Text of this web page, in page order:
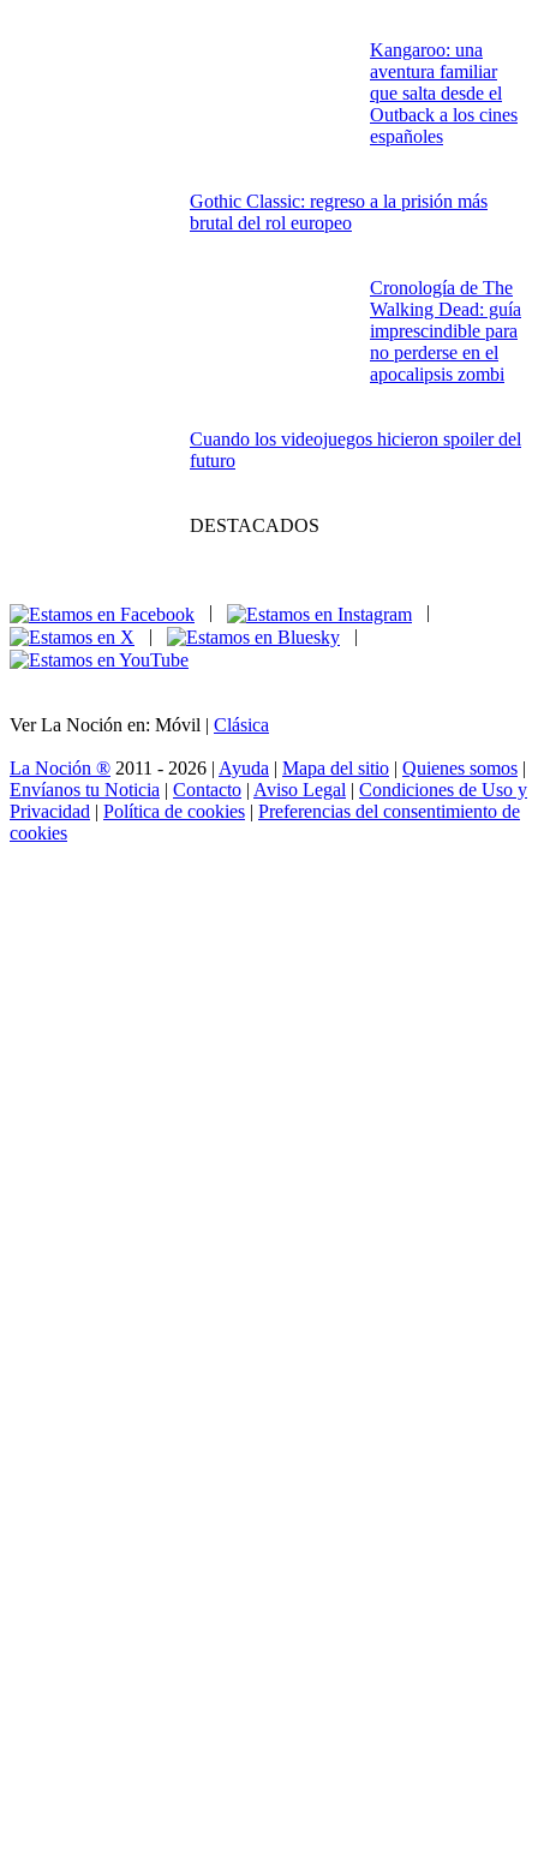
Kangaroo: una
aventura familiar
que salta desde el
Outback a los cines
españoles
Gothic Classic: regreso a la prisión más
brutal del rol europeo
Cronología de The
Walking Dead: guía
imprescindible para
no perderse en el
apocalipsis zombi
Cuando los videojuegos hicieron spoiler del
futuro
DESTACADOS
|
|
Ver La Noción en: Móvil | Clásica
La Noción ® 2011 - 2026 | Ayuda Mapa del sitio Quienes somos
Envíanos tu Noticia
Contacto Aviso Legal
Condiciones de Uso y
Privacidad
Política de cookies
Preferencias del consentimiento de
cookies